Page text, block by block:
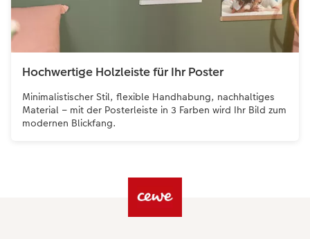
Hochwertige Holzleiste für Ihr Poster
Minimalistischer Stil, flexible Handhabung, nachhaltiges
Material – mit der Posterleiste in 3 Farben wird Ihr Bild zum
modernen Blickfang.